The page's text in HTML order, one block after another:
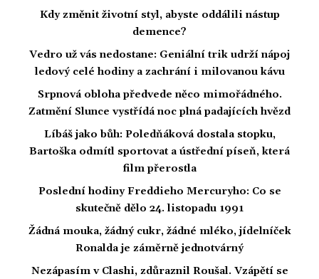
Kdy změnit životní styl, abyste oddálili nástup
demence?
Vedro už vás nedostane: Geniální trik udrží nápoj
ledový celé hodiny a zachrání i milovanou kávu
Srpnová obloha předvede něco mimořádného.
Zatmění Slunce vystřídá noc plná padajících hvězd
Líbáš jako bůh: Poledňáková dostala stopku,
Bartoška odmítl sportovat a ústřední píseň, která
film přerostla
Poslední hodiny Freddieho Mercuryho: Co se
skutečně dělo 24. listopadu 1991
Žádná mouka, žádný cukr, žádné mléko, jídelníček
Ronalda je záměrně jednotvárný
Nezápasím v Clashi, zdůraznil Roušal. Vzápětí se